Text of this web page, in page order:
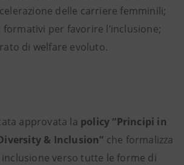
delle carriere femminili;
per favorire l’inclusione;
di welfare evoluto.
approvata la policy “Principi in
& Inclusion” che formalizza
verso tutte le forme di